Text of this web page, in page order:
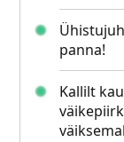
panna!
Kallilt